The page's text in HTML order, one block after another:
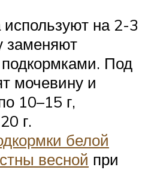
на 2-3
заменяют
Под
мочевину и
10–15 г,
г.
белой
весной при